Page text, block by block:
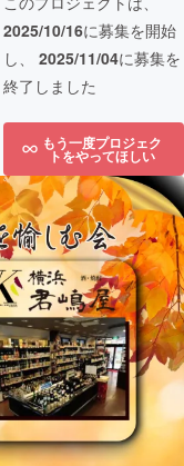
2025/10/16に募集を開始
し、 2025/11/04に募集を
終了しました
もう一度プロジェク
トをやってほしい